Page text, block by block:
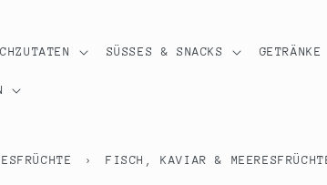
SÜSSES & SNACKS GETRÄNKE
› FISCH, KAVIAR &